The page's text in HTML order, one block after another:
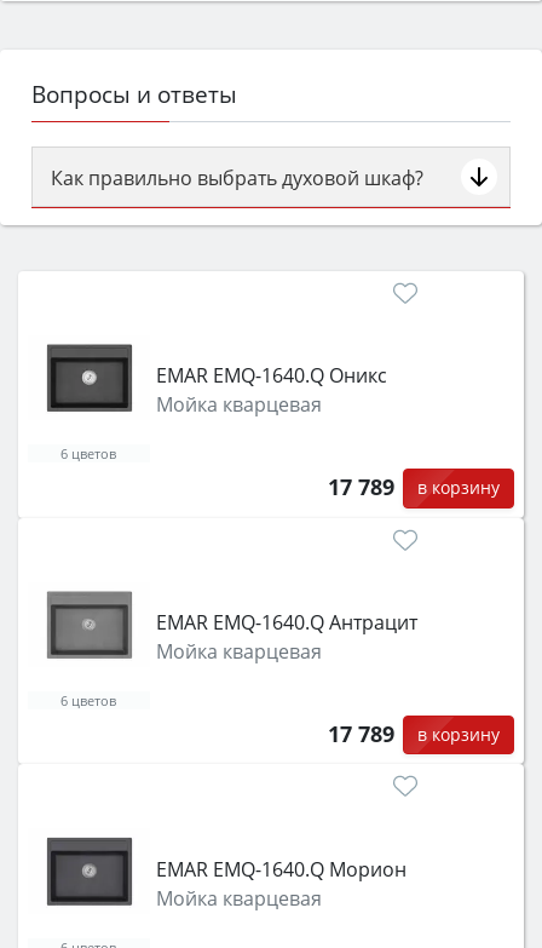
Вопросы и ответы
Как правильно выбрать духовой шкаф?
Сначала определитесь с типом (газовый или
затем смотрите на объём 50–70 л для семьи,
функции (конвекция, гриль, самоочистка,
защита от детей).EMAR EMQ-1640.Q Оникс
Мойка кварцевая
17 789 в корзину
6 цветов
EMAR EMQ-1640.Q Антрацит
Мойка кварцевая
17 789 в корзину
6 цветов
EMAR EMQ-1640.Q Морион
Мойка кварцевая